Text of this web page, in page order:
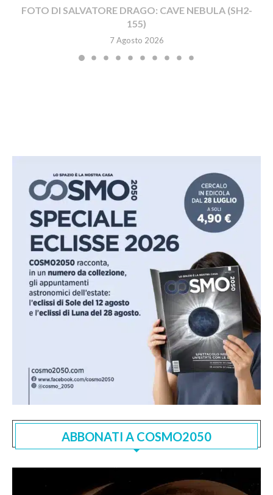
FOTO DI SALVATORE DRAGO: CAVE NEBULA (SH2-
155)
7 Agosto 2026
ABBONATI A COSMO2050